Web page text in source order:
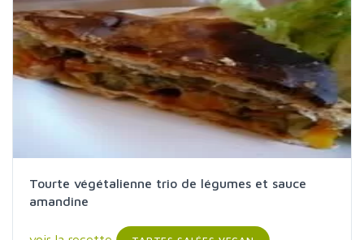
Tourte végétalienne trio de légumes et sauce
amandine